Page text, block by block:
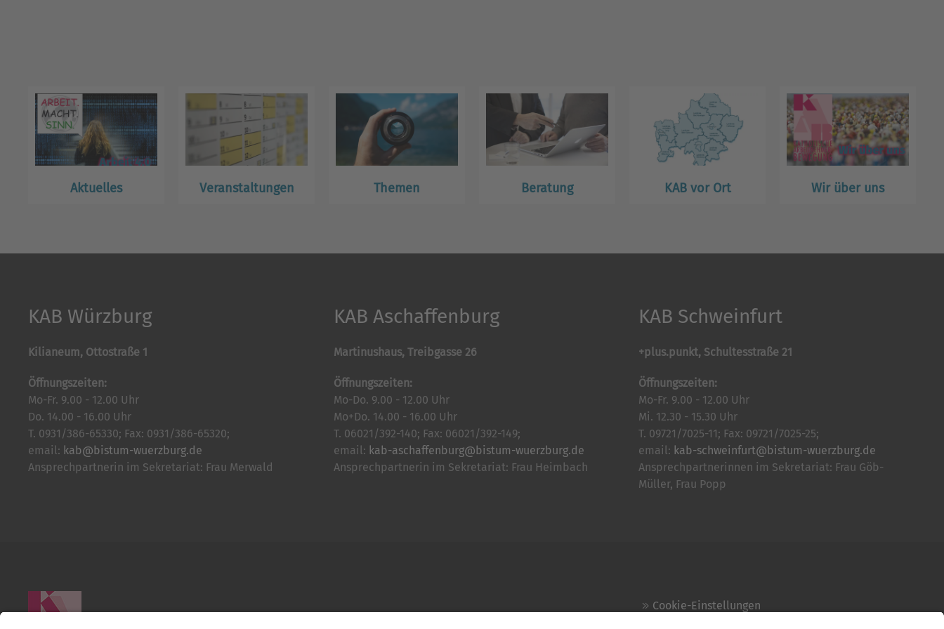
Aktuelles Veranstaltungen Themen Beratung KAB vor Ort Wir über uns
KAB Würzburg
Kilianeum, Ottostraße 1
Öffnungszeiten:
Mo-Fr. 9.00 - 12.00 Uhr
Do. 14.00 - 16.00 Uhr
T. 0931/386-65330; Fax: 0931/386-65320;
email: kab@bistum-wuerzburg.de
Ansprechpartnerin im Sekretariat: Frau Merwald
KAB Aschaffenburg
Martinushaus, Treibgasse 26
Öffnungszeiten:
Mo-Do. 9.00 - 12.00 Uhr
Mo+Do. 14.00 - 16.00 Uhr
T. 06021/392-140; Fax: 06021/392-149;
email: kab-aschaffenburg@bistum-wuerzburg.de
Ansprechpartnerin im Sekretariat: Frau Heimbach
KAB Schweinfurt
+plus.punkt, Schultesstraße 21
Öffnungszeiten:
Mo-Fr. 9.00 - 12.00 Uhr
Mi. 12.30 - 15.30 Uhr
T. 09721/7025-11; Fax: 09721/7025-25;
email: kab-schweinfurt@bistum-wuerzburg.de
Ansprechpartnerinnen im Sekretariat: Frau Göb-
Müller, Frau Popp
Cookie-Einstellungen